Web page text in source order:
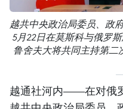
越共中央政治局委员、政
5月22日在莫斯科与俄罗
鲁舍夫大将共同主持第二
越通社河内——在对俄